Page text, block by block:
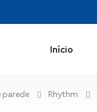
Início
parede Rhythm